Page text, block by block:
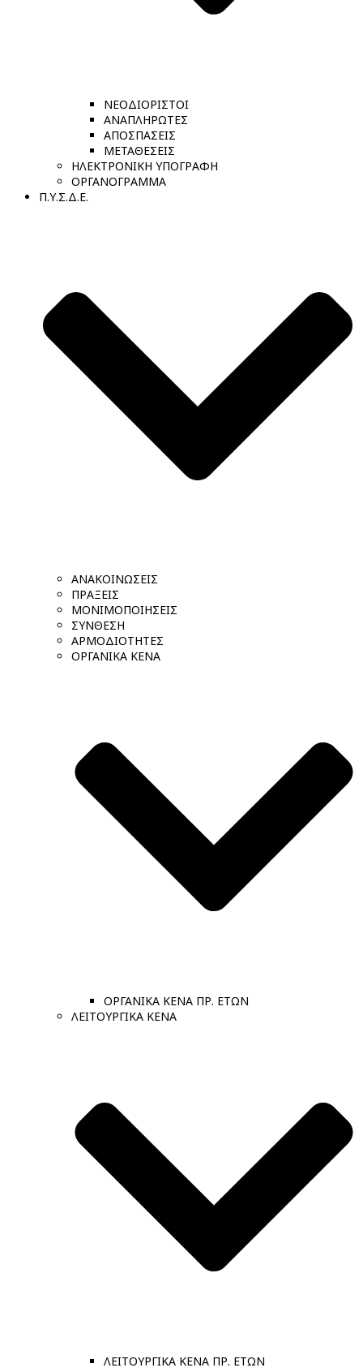
ΝΕΟΔΙΟΡΙΣΤΟΙ
ΑΝΑΠΛΗΡΩΤΕΣ
ΑΠΟΣΠΑΣΕΙΣ
ΜΕΤΑΘΕΣΕΙΣ
ΗΛΕΚΤΡΟΝΙΚΗ ΥΠΟΓΡΑΦΗ
ΟΡΓΑΝΟΓΡΑΜΜΑ
Π.Υ.Σ.Δ.Ε.
ΑΝΑΚΟΙΝΩΣΕΙΣ
ΠΡΑΞΕΙΣ
ΜΟΝΙΜΟΠΟΙΗΣΕΙΣ
ΣΥΝΘΕΣΗ
ΑΡΜΟΔΙΟΤΗΤΕΣ
ΟΡΓΑΝΙΚΑ ΚΕΝΑ
ΟΡΓΑΝΙΚΑ ΚΕΝΑ ΠΡ. ΕΤΩΝ
ΛΕΙΤΟΥΡΓΙΚΑ ΚΕΝΑ
ΛΕΙΤΟΥΡΓΙΚΑ ΚΕΝΑ ΠΡ. ΕΤΩΝ